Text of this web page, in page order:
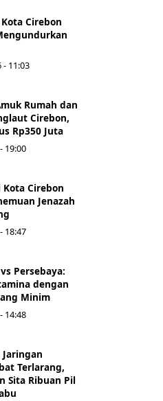
Cirebon
- 11:03
Rumah dan
Cirebon,
Rp350 Juta
19:00
Kota Cirebon
Jenazah
18:47
Persebaya:
dengan
Minim
14:48
Terlarang,
Sita Ribuan Pil